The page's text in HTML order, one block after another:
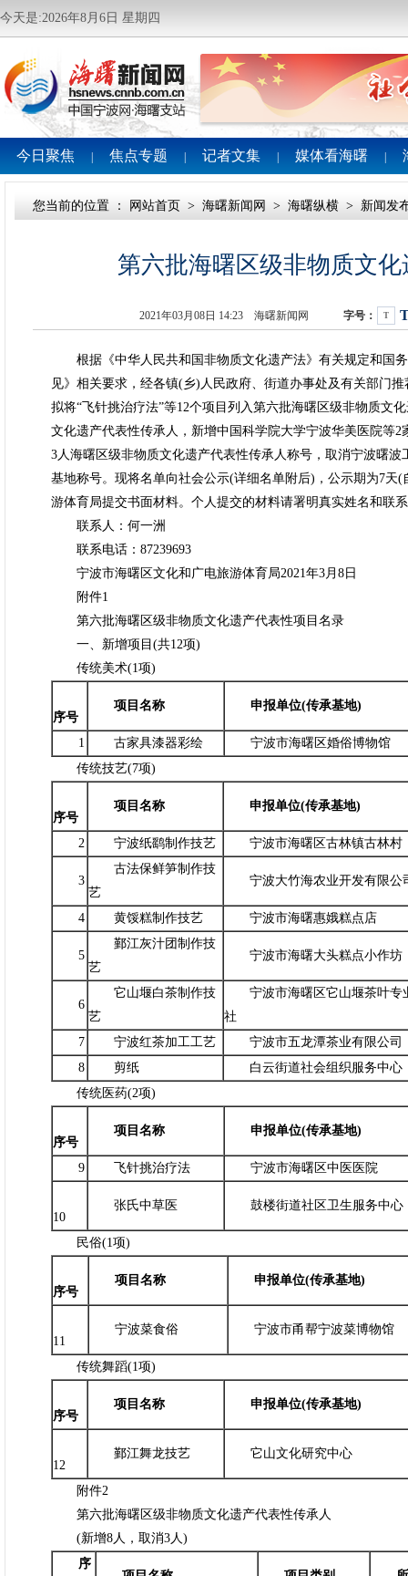
今天是:2026年8月6日 星期四
今日聚焦 焦点专题 记者文集 媒体看海曙
您当前的位置 ： 网站首页 > 海曙新闻网 > 海曙纵横 > 新闻发
第六批海曙区级非物质文
2021年03月08日 14:23 海曙新闻网 字号： T
根据《中华人民共和国非物质文化遗产法》有关规定和国
见》相关要求，经各镇(乡)人民政府、街道办事处及有关部门
拟将“飞针挑治疗法”等12个项目列入第六批海曙区级非物质文
文化遗产代表性传承人，新增中国科学院大学宁波华美医院等
3人海曙区级非物质文化遗产代表性传承人称号，取消宁波曙
基地称号。现将名单向社会公示(详细名单附后)，公示期为7
游体育局提交书面材料。个人提交的材料请署明真实姓名和联
联系人：何一洲
联系电话：87239693
宁波市海曙区文化和广电旅游体育局2021年3月8日
附件1
第六批海曙区级非物质文化遗产代表性项目名录
一、新增项目(共12项)
传统美术(1项)
序号
项目名称 申报单位(传承基地)
1 古家具漆器彩绘
宁波市海曙区婚俗博物馆
传统技艺(7项)
序号
项目名称 申报单位(传承基地)
2 宁波纸鹞制作技艺 宁波市海曙区古林镇古林村
3
古法保鲜笋制作技
艺
宁波大竹海农业开发有限公
4 黄馁糕制作技艺 宁波市海曙惠娥糕点店
5
鄞江灰汁团制作技
艺
宁波市海曙大头糕点小作坊
6
它山堰白茶制作技
艺
宁波市海曙区它山堰茶叶专
社
7
宁波红茶加工工艺
宁波市五龙潭茶业有限公司
8
剪纸
白云街道社会组织服务中心
传统医药(2项)
序号
项目名称 申报单位(传承基地)
9 飞针挑治疗法 宁波市海曙区中医医院
10
张氏中草医 鼓楼街道社区卫生服务中心
民俗(1项)
序号
项目名称 申报单位(传承基地)
11
宁波菜食俗 宁波市甬帮宁波菜博物馆
传统舞蹈(1项)
序号
项目名称 申报单位(传承基地)
12
鄞江舞龙技艺 它山文化研究中心
附件2
第六批海曙区级非物质文化遗产代表性传承人
(新增8人，取消3人)
序